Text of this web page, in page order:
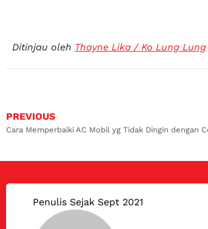
Ditinjau oleh Thayne Lika / Ko Lung Lung
PREVIOUS
Penulis Sejak Sept 2021